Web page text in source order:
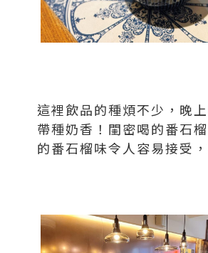
這裡飲品的種煩不少，晚
帶種奶香！閨密喝的番石
的番石榴味令人容易接受